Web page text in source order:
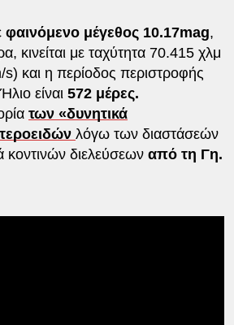
φαινόμενο μέγεθος 10.17mag,
κινείται με ταχύτητα 70.415 χλμ
και η περίοδος περιστροφής
είναι572 μέρες.
των «δυνητικά
λόγω των διαστάσεών
κοντινών διελεύσεων από τη Γη.